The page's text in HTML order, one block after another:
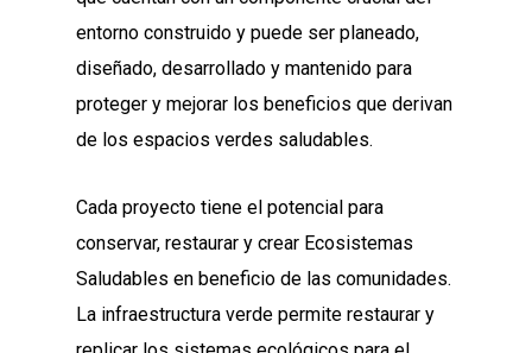
entorno construido y puede ser planeado,
diseñado, desarrollado y mantenido para
proteger y mejorar los beneficios que derivan
de los espacios verdes saludables.
Cada proyecto tiene el potencial para
conservar, restaurar y crear Ecosistemas
Saludables en beneficio de las comunidades.
La infraestructura verde permite restaurar y